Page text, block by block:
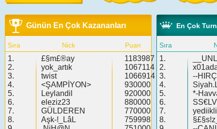
Günün En Çok Kazananları
Sıra Nick Puan
1.
2.
3.
4.
5.
6.
7.
8.
£§m£®ay
yok_artık
twist
<ŞAMPİYON>
Leylandil
eleziz23
GÜLDEREN
Aşk-!_LâL
1183987
1067114
1066914
930000
920000
880000
770000
759998
En Çok
Sıra
1.
2.
3.
4.
5.
6.
7.
8.
--
*-